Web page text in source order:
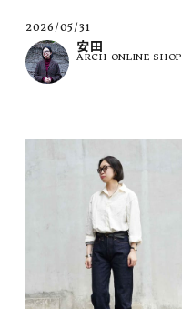
2026/05/31
安田
ARCH ONLINE SHOP